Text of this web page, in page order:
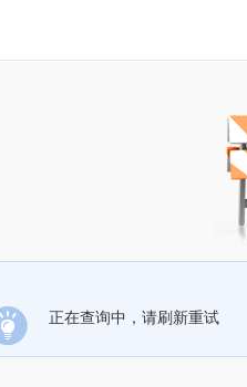
正在查询中，请刷新重试